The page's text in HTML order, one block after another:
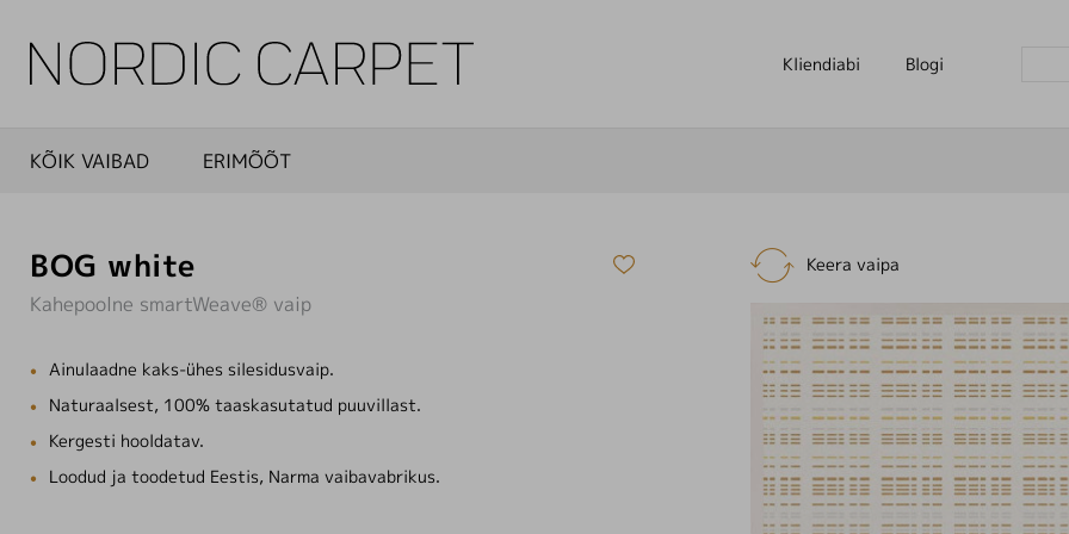
Kliendiabi Blogi
KÕIK VAIBAD ERIMÕÕT
Keera vaipa

BOG white
Kahepoolne smartWeave® vaip
Ainulaadne kaks-ühes silesidusvaip.
Naturaalsest, 100% taaskasutatud puuvillast.
Kergesti hooldatav.
Loodud ja toodetud Eestis, Narma vaibavabrikus.